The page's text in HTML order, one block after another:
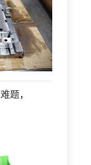
题，